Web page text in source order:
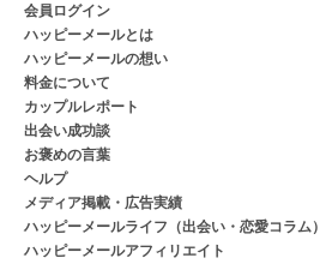
会員ログイン
ハッピーメールとは
ハッピーメールの想い
料金について
カップルレポート
出会い成功談
お褒めの言葉
ヘルプ
メディア掲載・広告実績
ハッピーメールライフ（出会い・恋愛コラム）
ハッピーメールアフィリエイト